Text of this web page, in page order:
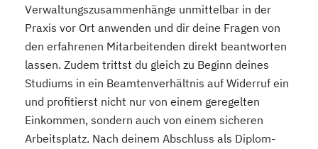
Verwaltungszusammenhänge unmittelbar in der
Praxis vor Ort anwenden und dir deine Fragen von
den erfahrenen Mitarbeitenden direkt beantworten
lassen. Zudem trittst du gleich zu Beginn deines
Studiums in ein Beamtenverhältnis auf Widerruf ein
und profitierst nicht nur von einem geregelten
Einkommen, sondern auch von einem sicheren
Arbeitsplatz. Nach deinem Abschluss als Diplom-